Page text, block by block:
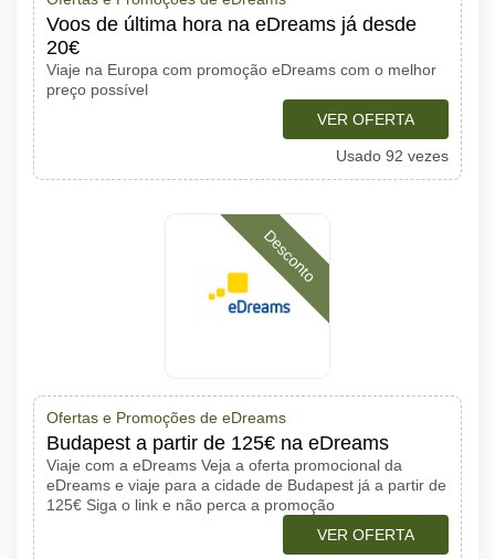
Voos de última hora na eDreams já desde
20€
Viaje na Europa com promoção eDreams com o melhor
preço possível
VER OFERTA
Usado 92 vezes
Desconto
Ofertas e Promoções de eDreams
Budapest a partir de 125€ na eDreams
Viaje com a eDreams Veja a oferta promocional da
eDreams e viaje para a cidade de Budapest já a partir de
125€ Siga o link e não perca a promoção
VER OFERTA